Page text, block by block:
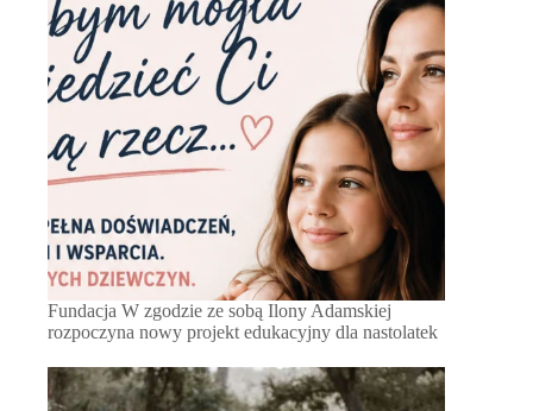
Fundacja W zgodzie ze sobą Ilony Adamskiej
rozpoczyna nowy projekt edukacyjny dla nastolatek